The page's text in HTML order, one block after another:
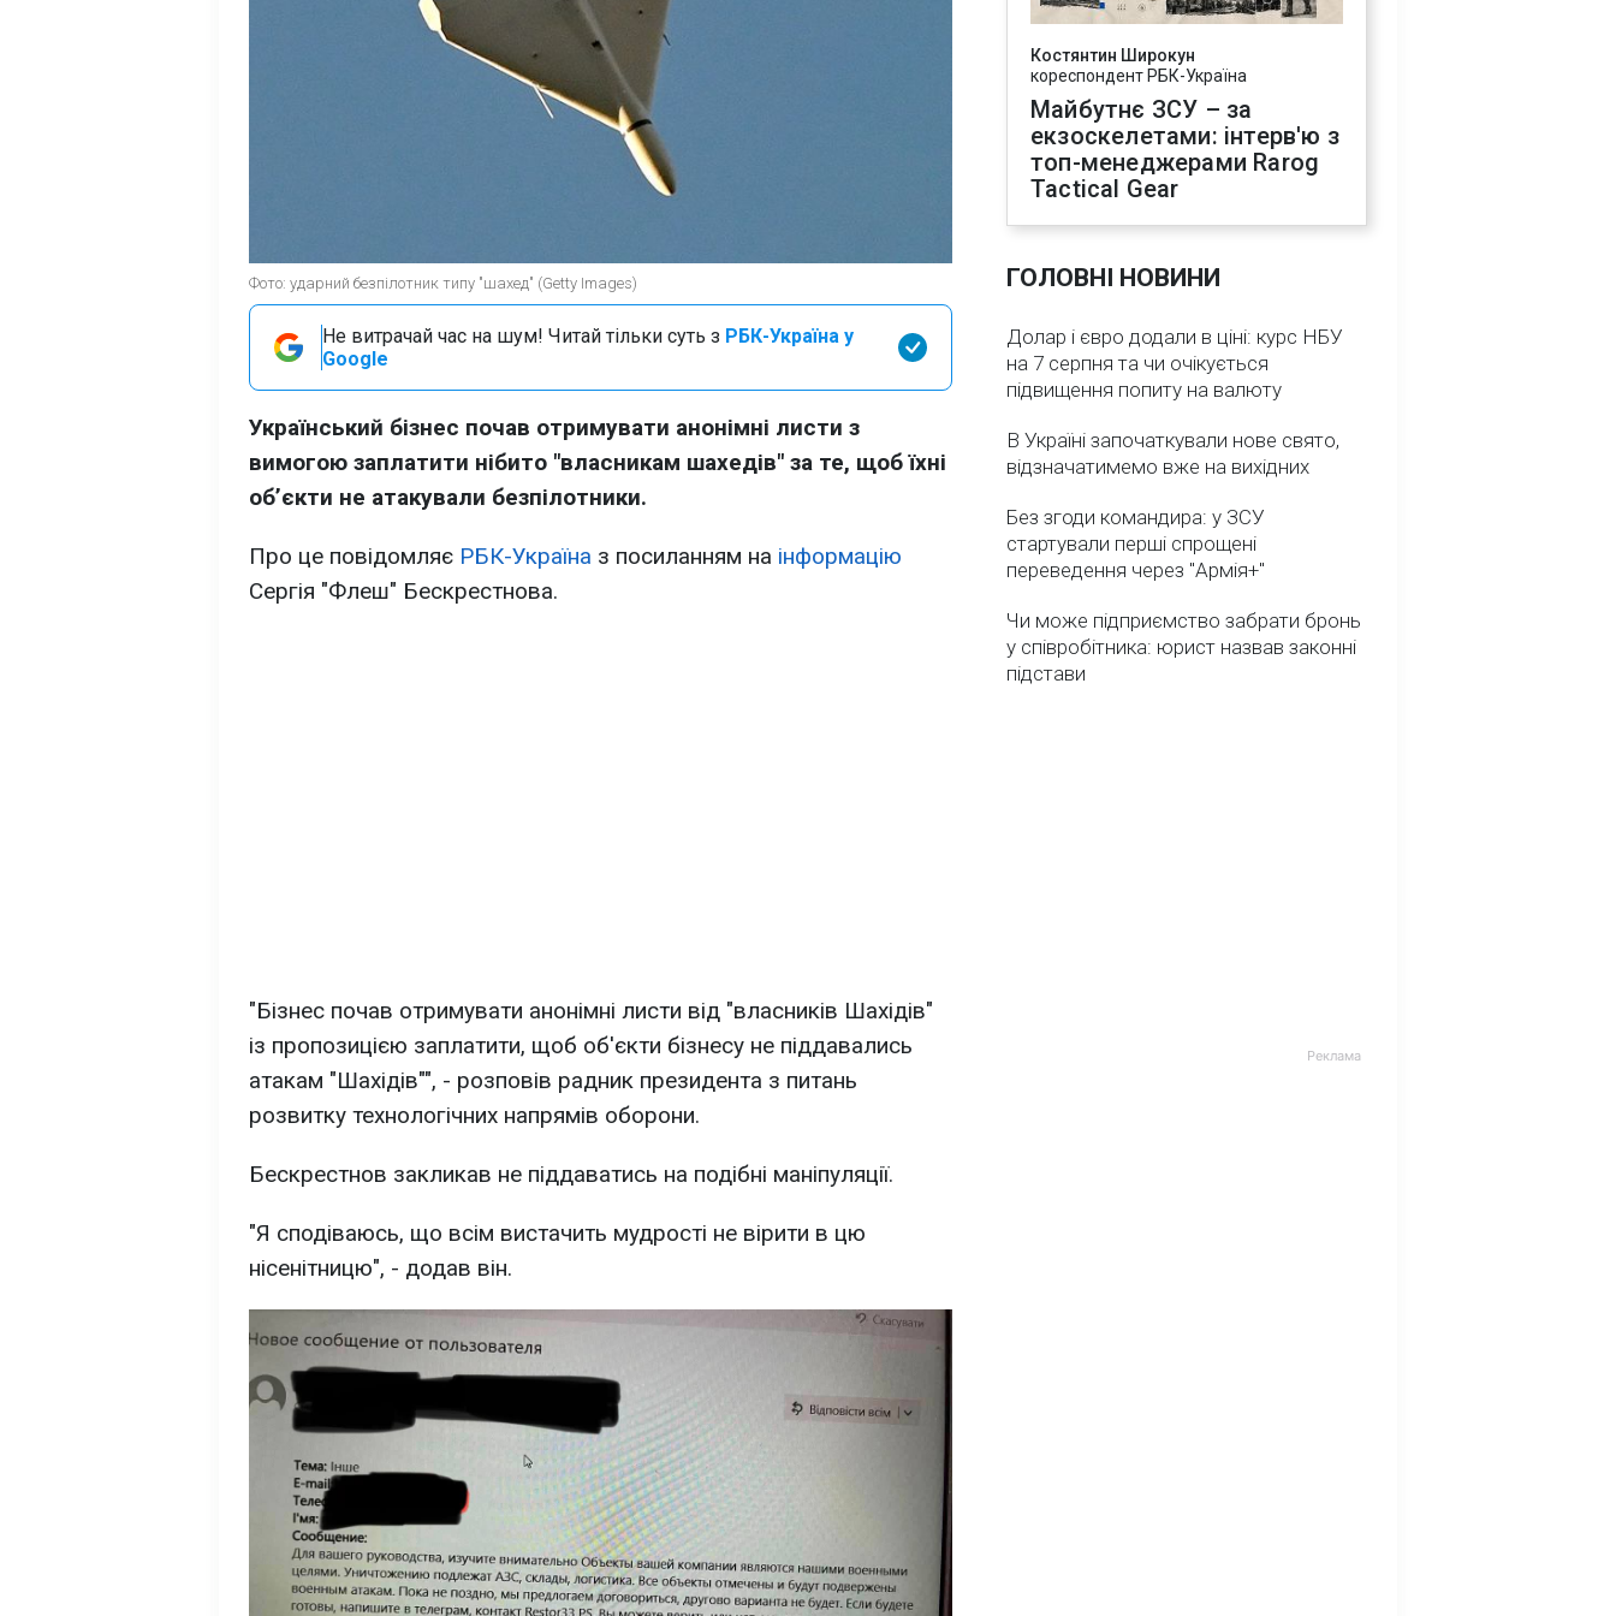
Фото: ударний безпілотник типу "шахед" (Getty Images)
Не витрачай час на шум! Читай тільки суть з РБК-Україна у
Google
Український бізнес почав отримувати анонімні листи з
вимогою заплатити нібито "власникам шахедів" за те, щоб їхні
обʼєкти не атакували безпілотники.
Про це повідомляє РБК-Україна з посиланням на інформацію
Сергія "Флеш" Бескрестнова.
"Бізнес почав отримувати анонімні листи від "власників Шахідів"
із пропозицією заплатити, щоб об'єкти бізнесу не піддавались
атакам "Шахідів"", - розповів радник президента з питань
розвитку технологічних напрямів оборони.
Бескрестнов закликав не піддаватись на подібні маніпуляції.
"Я сподіваюсь, що всім вистачить мудрості не вірити в цю
нісенітницю", - додав він.
Костянтин Широкун
кореспондент РБК-Україна
Майбутнє ЗСУ – за
екзоскелетами: інтерв'ю з
топ-менеджерами Rarog
Tactical Gear
ГОЛОВНІ НОВИНИ
Долар і євро додали в ціні: курс НБУ
на 7 серпня та чи очікується
підвищення попиту на валюту
В Україні започаткували нове свято,
відзначатимемо вже на вихідних
Без згоди командира: у ЗСУ
стартували перші спрощені
переведення через "Армія+"
Чи може підприємство забрати бронь
у співробітника: юрист назвав законні
підстави